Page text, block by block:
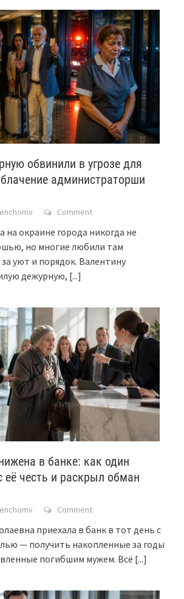
обвинили в угрозе для
администраторши
Comment
на окраине города никогда не
но многие любили там
уют и порядок. Валентину
дежурную, [...]
в банке: как один
её честь и раскрыл обман
Comment
приехала в банк в тот день с
— получить накопленные за годы
погибшим мужем. Всё [...]